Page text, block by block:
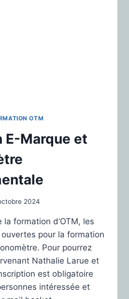
OTM
E-Marque et
2024
formation d’OTM, les
pour la formation
Pour pourrez
Nathalie Larue et
est obligatoire
intéressée et